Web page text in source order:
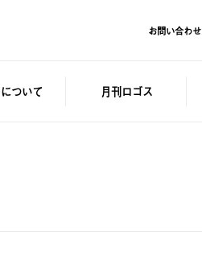
お問い合わせ
ついて 月刊ロゴス